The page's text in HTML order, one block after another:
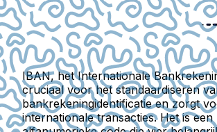
IBAN, het Internationale
cruciaal voor het standaardiseren
bankrekeningidentificatie en zorgt
internationale transacties. Het is een